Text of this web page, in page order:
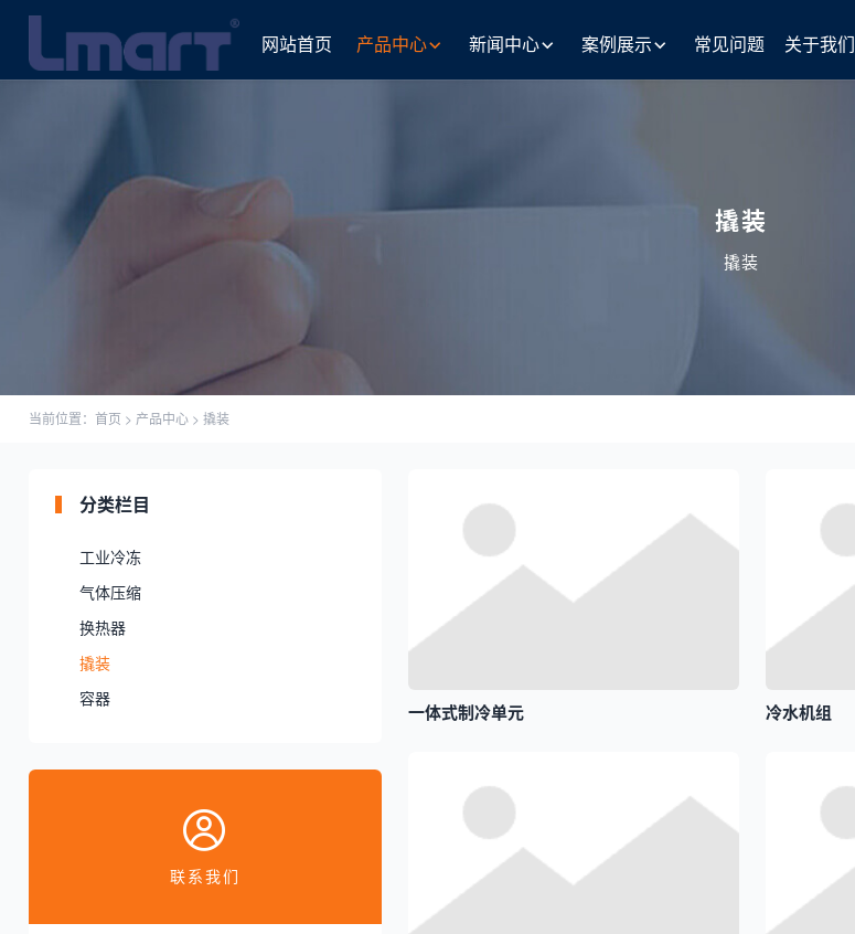
网站首页 产品中心 新闻中心 案例展示 常见问题 关于我们
撬装
撬装
当前位置： 首页 > 产品中心> 撬装
一体式制冷单元 冷水机组
分类栏目
工业冷冻
气体压缩
换热器
撬装
容器
联系我们